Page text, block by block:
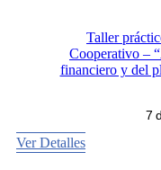
Taller
Cooperativo –
financiero y del
7
Ver Detalles